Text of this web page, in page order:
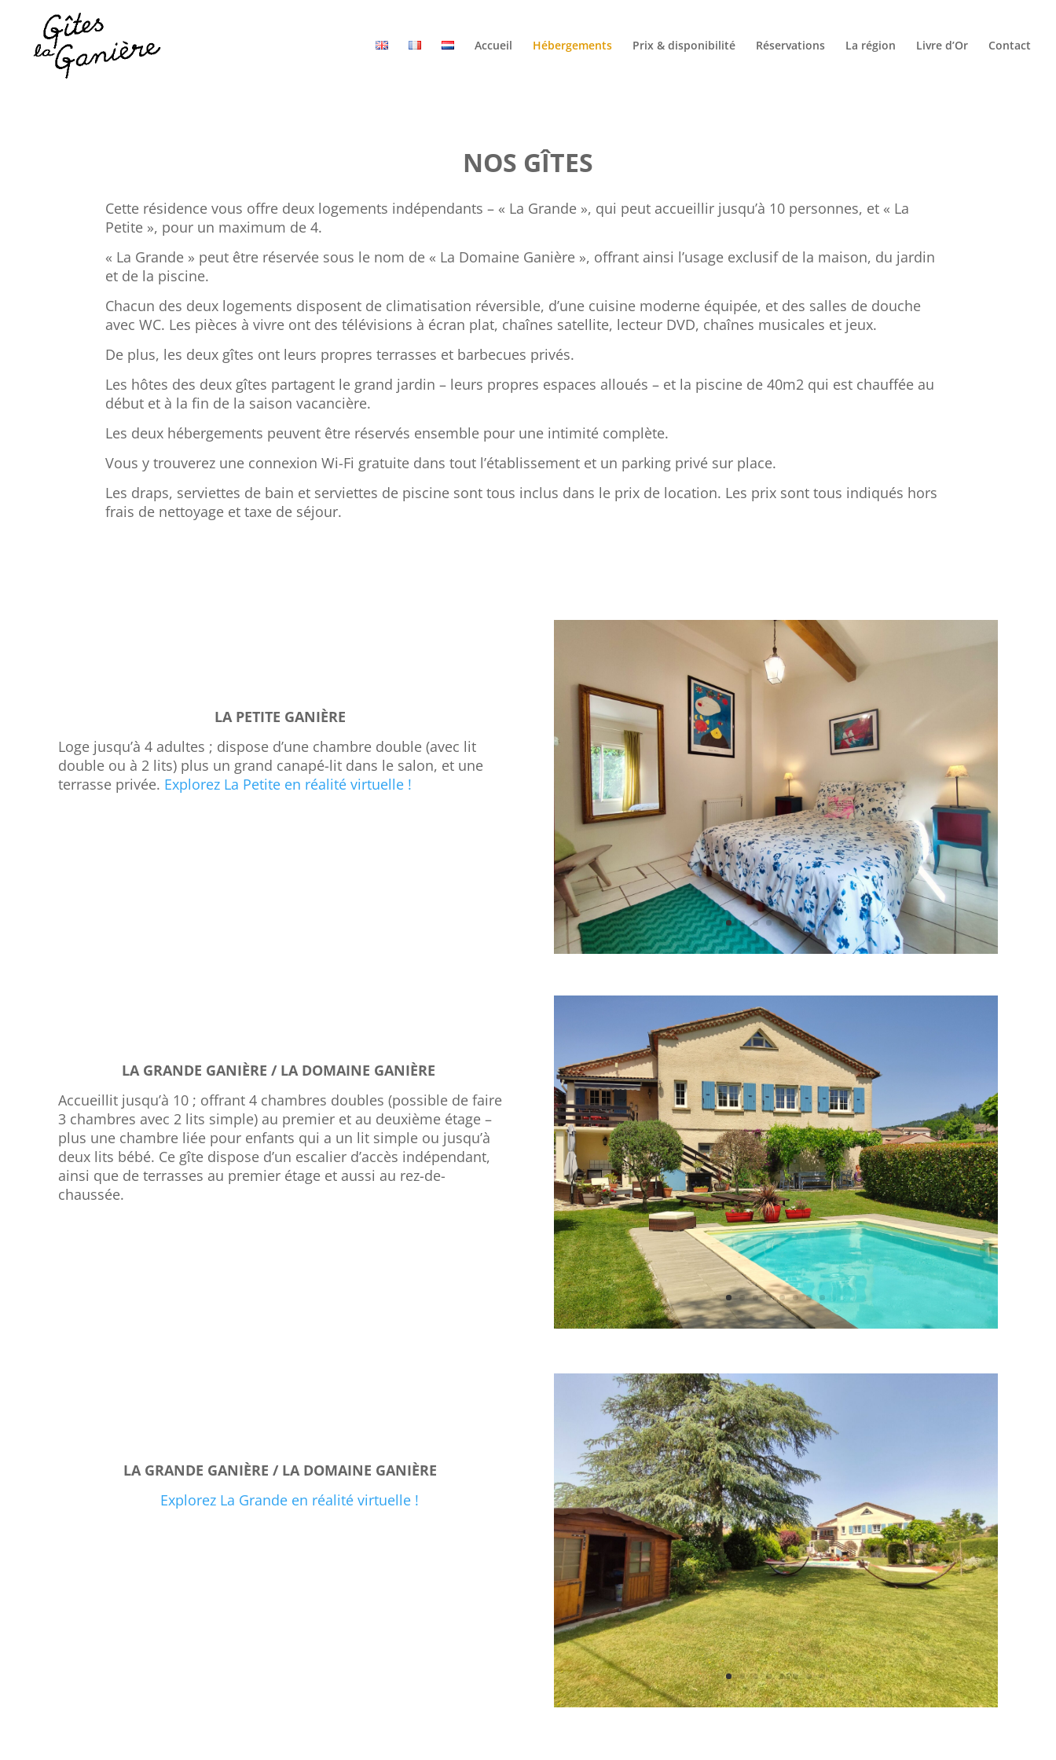
Accueil Hébergements Prix & disponibilité Réservations La région Livre d’Or Contact
NOS GÎTES
Cette résidence vous offre deux logements indépendants – « La Grande », qui peut accueillir jusqu’à 10 personnes, et « La
Petite », pour un maximum de 4.
« La Grande » peut être réservée sous le nom de « La Domaine Ganière », offrant ainsi l’usage exclusif de la maison, du jardin
et de la piscine.
Chacun des deux logements disposent de climatisation réversible, d’une cuisine moderne équipée, et des salles de douche
avec WC. Les pièces à vivre ont des télévisions à écran plat, chaînes satellite, lecteur DVD, chaînes musicales et jeux.
De plus, les deux gîtes ont leurs propres terrasses et barbecues privés.
Les hôtes des deux gîtes partagent le grand jardin – leurs propres espaces alloués – et la piscine de 40m2 qui est chauffée au
début et à la fin de la saison vacancière.
Les deux hébergements peuvent être réservés ensemble pour une intimité complète.
Vous y trouverez une connexion Wi-Fi gratuite dans tout l’établissement et un parking privé sur place.
Les draps, serviettes de bain et serviettes de piscine sont tous inclus dans le prix de location. Les prix sont tous indiqués hors
frais de nettoyage et taxe de séjour.
LA PETITE GANIÈRE
Loge jusqu’à 4 adultes ; dispose d’une chambre double (avec lit
double ou à 2 lits) plus un grand canapé-lit dans le salon, et une
terrasse privée. Explorez La Petite en réalité virtuelle !
LA GRANDE GANIÈRE / LA DOMAINE GANIÈRE
Accueillit jusqu’à 10 ; offrant 4 chambres doubles (possible de faire
3 chambres avec 2 lits simple) au premier et au deuxième étage –
plus une chambre liée pour enfants qui a un lit simple ou jusqu’à
deux lits bébé. Ce gîte dispose d’un escalier d’accès indépendant,
ainsi que de terrasses au premier étage et aussi au rez-de-
chaussée.
LAGRANDE GANIÈRE / LA DOMAINE GANIÈRE
Explorez La Grande en réalité virtuelle !